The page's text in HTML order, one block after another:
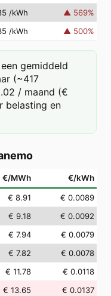
/kWh ▲ 569%
/kWh ▲ 500%
gemiddeld
(~417
/ maand (€
belasting en
€/MWh €/kWh
€ 8.91
€ 0.0089
€ 9.18
€ 0.0092
€ 7.94
€ 0.0079
€ 7.82
€ 0.0078
€ 11.78
€ 0.0118
€ 13.65
€ 0.0137